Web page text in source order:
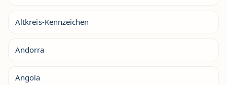
Altkreis-Kennzeichen
Andorra
Angola